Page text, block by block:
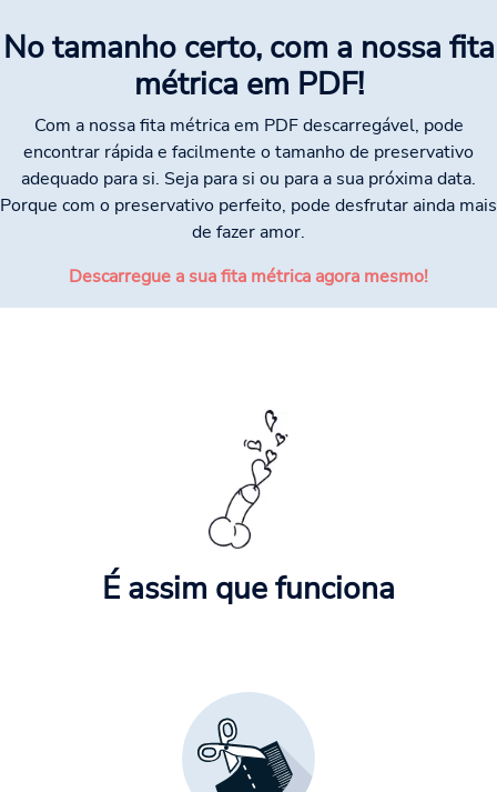
No tamanho certo, com a nossa fita
métrica em PDF!
Com a nossa fita métrica em PDF descarregável, pode
encontrar rápida e facilmente o tamanho de preservativo
adequado para si. Seja para si ou para a sua próxima data.
Porque com o preservativo perfeito, pode desfrutar ainda mais
de fazer amor.
Descarregue a sua fita métrica agora mesmo!
É assim que funciona